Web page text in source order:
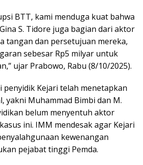
BTT, kami menduga kuat bahwa
S. Tidore juga bagian dari aktor
tangan dan persetujuan mereka,
sebesar Rp5 milyar untuk
ujar Prabowo, Rabu (8/10/2025).
penyidik Kejari telah menetapkan
yakni Muhammad Bimbi dan M.
belum menyentuh aktor
ini. IMM mendesak agar Kejari
kewenangan
pejabat tinggi Pemda.